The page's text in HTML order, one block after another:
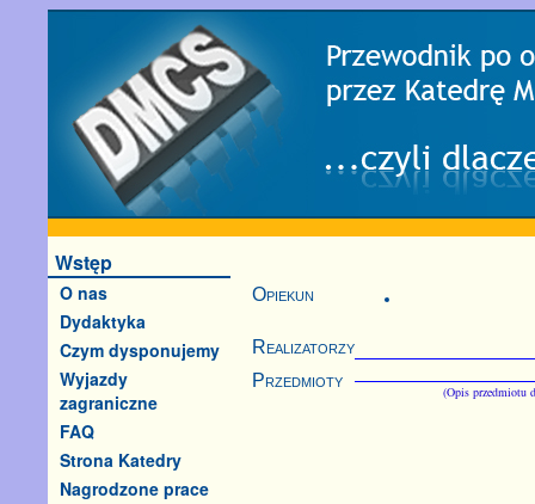
Wstęp
O nas
Dydaktyka
Czym dysponujemy
Wyjazdy
zagraniczne
FAQ
Strona Katedry
Nagrodzone prace
Opiekun
Realizatorzy
Przedmioty
(Opis przedmiotu